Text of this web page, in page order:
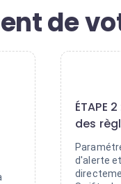
de
ÉTAPE
des
d'alerte